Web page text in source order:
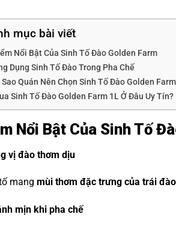
mục bài viết
Nổi Bật Của Sinh Tố Đào Golden Farm
Dụng Sinh Tố Đào Trong Pha Chế
Sao Quán Nên Chọn Sinh Tố Đào Golden
Sinh Tố Đào Golden Farm 1L Ở Đâu Uy Tín?
Nổi Bật Của Sinh Tố
vị đào thơm dịu
mang mùi thơm đặc trưng của trái đào
mịn khi pha chế